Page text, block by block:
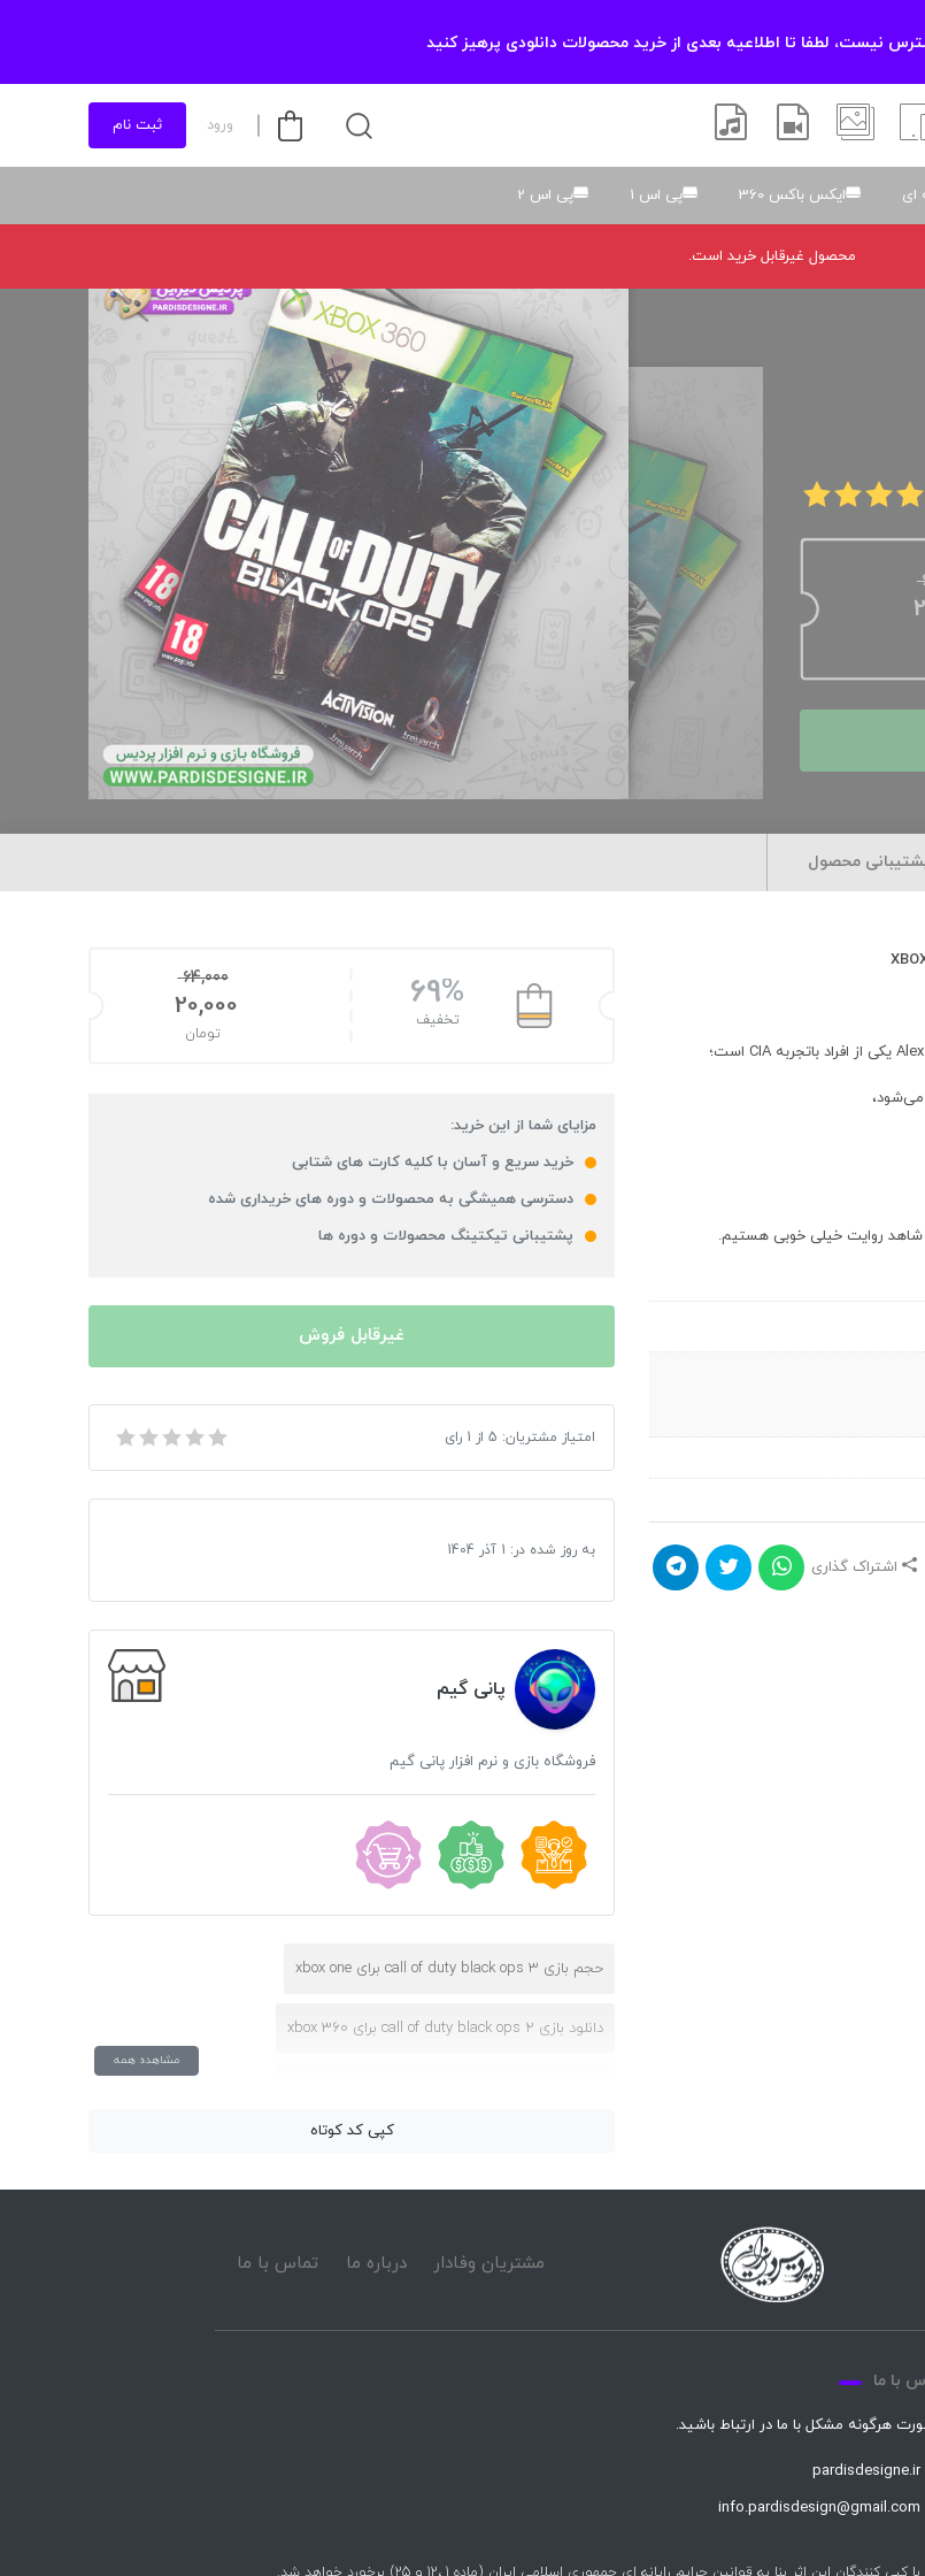
نیست، لطفا تا اطلاعیه بعدی از خرید محصولات دانلودی پرهیز کنید
والپیپر افتر افکتسموسیقی و صدا
ورود ثبت نام
ای ایکس باکس 360 پی اس 1 پی اس 2
محصول غیرقابل خرید است.
محصول
می‌شود،
و شاهد روایت خیلی خوبی هستیم.
اشتراک گذاری
69%
تخفیف
64,000
20,000
تومان
مزایای شما از این خرید:
خرید سریع و آسان با کلیه کارت های شتابی
دسترسی همیشگی به محصولات و دوره های خریداری شده
پشتیبانی تیکتینگ محصولات و دوره ها
غیرقابل فروش
بازی Call of duty Black Ops مخصوص XBOX 360
امتیاز مشتریان: 5 از 1 رای
به روز شده در: 1 آذر 1404
پانی گیم
فروشگاه بازی و نرم افزار پانی گیم
حجم بازی call of duty black ops 3 برای xbox one
دانلود بازی call of duty black ops 2 برای xbox 360
مشاهده همه
کپی کد کوتاه
مشتریان وفادار درباره ما تماس با ما
با ما
هرگونه مشکل با ما در ارتباط باشید.
pardisdesigne.ir
info.pardisdesign@gmail.com